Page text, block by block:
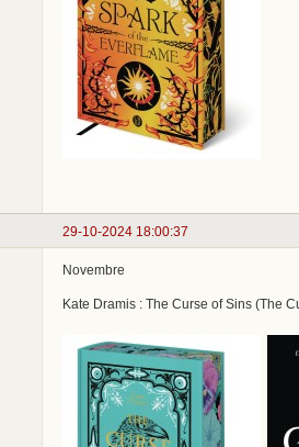
29-10-2024 18:00:37
Novembre
Kate Dramis : The Curse of Sins (The